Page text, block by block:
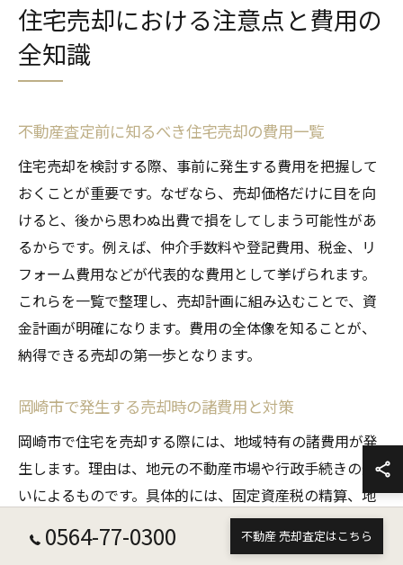
住宅売却における注意点と費用の
全知識
不動産査定前に知るべき住宅売却の費用一覧
住宅売却を検討する際、事前に発生する費用を把握して
おくことが重要です。なぜなら、売却価格だけに目を向
けると、後から思わぬ出費で損をしてしまう可能性があ
るからです。例えば、仲介手数料や登記費用、税金、リ
フォーム費用などが代表的な費用として挙げられます。
これらを一覧で整理し、売却計画に組み込むことで、資
金計画が明確になります。費用の全体像を知ることが、
納得できる売却の第一歩となります。
岡崎市で発生する売却時の諸費用と対策
岡崎市で住宅を売却する際には、地域特有の諸費用が発
生します。理由は、地元の不動産市場や行政手続きの違
いによるものです。具体的には、固定資産税の精算、地
元の慣習に基づく書類作成費用などが代表例です。これ
らの費用を事前に把握し、対策として複数の不動産会社
0564-77-0300 不動産 売却査定はこちら